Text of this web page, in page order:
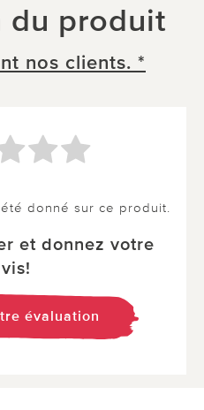
du produit
nos clients. *
donné sur ce produit.
et donnez votre
évaluation